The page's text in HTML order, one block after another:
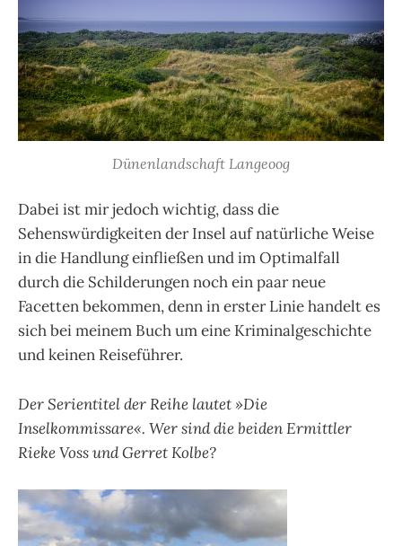
Dünenlandschaft Langeoog
Dabei ist mir jedoch wichtig, dass die
Sehenswürdigkeiten der Insel auf natürliche Weise
in die Handlung einfließen und im Optimalfall
durch die Schilderungen noch ein paar neue
Facetten bekommen, denn in erster Linie handelt es
sich bei meinem Buch um eine Kriminalgeschichte
und keinen Reiseführer.
Der Serientitel der Reihe lautet »Die
Inselkommissare«. Wer sind die beiden Ermittler
Rieke Voss und Gerret Kolbe?